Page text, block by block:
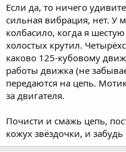
Если да, то ничего
сильная вибрация, нет. У
колбасило, когда я
холостых крутил.
каково 125-кубовому
работы движка (не
передаются на цепь.
за двигателя.
Почисти и смажь цепь,
кожух звёздочки, и забудь